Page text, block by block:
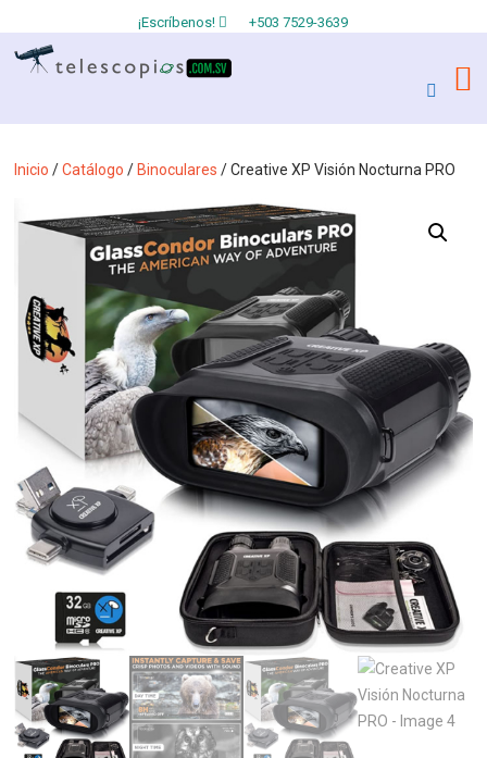
¡Escríbenos! +503 7529-3639
Inicio /Catálogo / Binoculares / Creative XP Visión Nocturna PRO